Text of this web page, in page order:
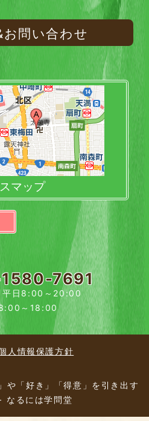
お問い合わせ
マップ
7691
平日8:00～20:00
～18:00
人情報保護方針
「好き」「得意」を引き出す
なるには学問堂